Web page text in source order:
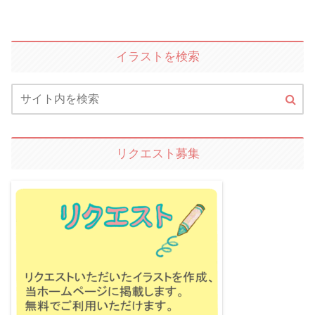
イラストを検索
リクエスト募集